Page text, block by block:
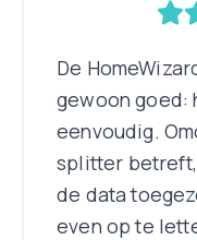
De
gewoon goed:
eenvoudig.
splitter
de data
even op te